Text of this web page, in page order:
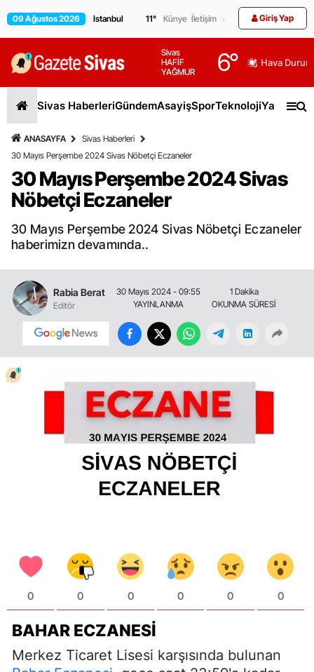
09 Ağustos 2026 11° Künye İletişim Giriş Yap
Sivas
HAFİF
YAĞMUR
6° Hava
Sivas HaberleriGündemAsayişSporTeknolojiYaşam
ANASAYFA
Sivas Haberleri
30 Mayıs Perşembe 2024 Sivas Nöbetçi Eczaneler
30 Mayıs Perşembe 2024 Sivas
Nöbetçi Eczaneler
30 Mayıs Perşembe 2024 Sivas Nöbetçi Eczaneler
haberimizn devamında..
Rabia Berat
Editör
30 Mayıs 2024 - 09:55
YAYINLANMA
1 Dakika
OKUNMA SÜRESİ
0 0 0 0 0 0
BAHAR ECZANESİ
Merkez Ticaret Lisesi karşısında bulunan